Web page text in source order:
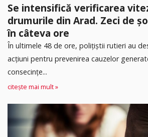
Se intensifică verificarea
drumurile din Arad. Zeci de
în câteva ore
În ultimele 48 de ore, polițiștii rutieri au
acțiuni pentru prevenirea cauzelor
consecințe...
citește mai mult »